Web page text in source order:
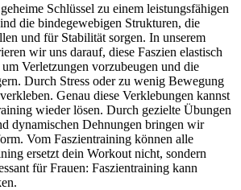
Schlüssel zu einem leistungsfähigen
die bindegewebigen Strukturen, die
und für Stabilität sorgen. In unserem
wir uns darauf, diese Faszien elastisch
Verletzungen vorzubeugen und die
Durch Stress oder zu wenig Bewegung
Genau diese Verklebungen kannst
wieder lösen. Durch gezielte Übungen
dynamischen Dehnungen bringen wir
Vom Faszientraining können alle
ersetzt dein Workout nicht, sondern
für Frauen: Faszientraining kann